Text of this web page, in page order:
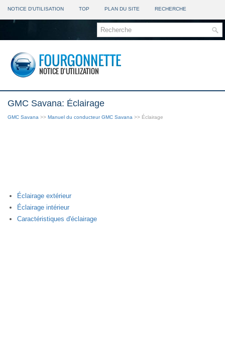
NOTICE D'UTILISATION TOP PLAN DU SITE RECHERCHE
GMC Savana: Éclairage
GMC Savana >> Manuel du conducteur GMC Savana >> Éclairage
Éclairage extérieur
Éclairage intérieur
Caractéristiques d'éclairage